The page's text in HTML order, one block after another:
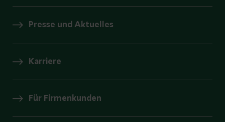
Presse und Aktuelles
Karriere
Für Firmenkunden